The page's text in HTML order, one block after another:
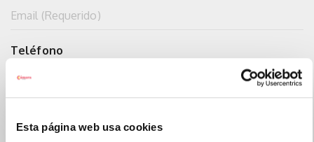
Esta página web usa cookies
Teléfono